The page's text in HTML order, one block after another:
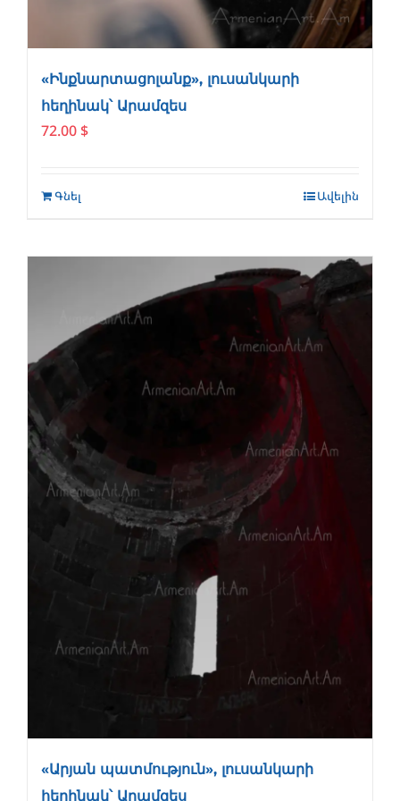
«Ինքնարտացոլանք», լուսանկարի
հեղինակ՝ Արամզես
72.00 $
Գնել Ավելին
«Արյան պատմություն», լուսանկարի
հեղինակ՝ Արամզես